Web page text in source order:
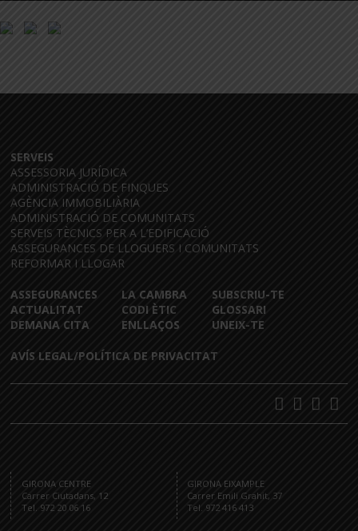
SERVEIS
ASSESSORIA JURÍDICA
ADMINISTRACIÓ DE FINQUES
AGÈNCIA IMMOBILIÀRIA
ADMINISTRACIÓ DE COMUNITATS
SERVEIS TÈCNICS PER A L’EDIFICACIÓ
ASSEGURANCES DE LLOGUERS I COMUNITATS
REFORMAR I LLOGAR
ASSEGURANCES
ACTUALITAT
DEMANA CITA
LA CAMBRA
CODI ÈTIC
ENLLAÇOS
SUBSCRIU-TE
GLOSSARI
UNEIX-TE
AVÍS LEGAL/POLÍTICA DE PRIVACITAT
GIRONA CENTRE
Carrer Ciutadans, 12
Tel. 972 20 06 16
GIRONA EIXAMPLE
Carrer Emili Grahit, 37
Tel. 972 416 413